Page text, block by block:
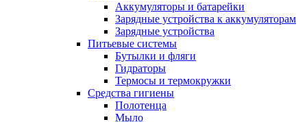
Аккумуляторы и батарейки
Зарядные устройства к аккумуляторам
Зарядные устройства
Питьевые системы
Бутылки и фляги
Гидраторы
Термосы и термокружки
Средства гигиены
Полотенца
Мыло